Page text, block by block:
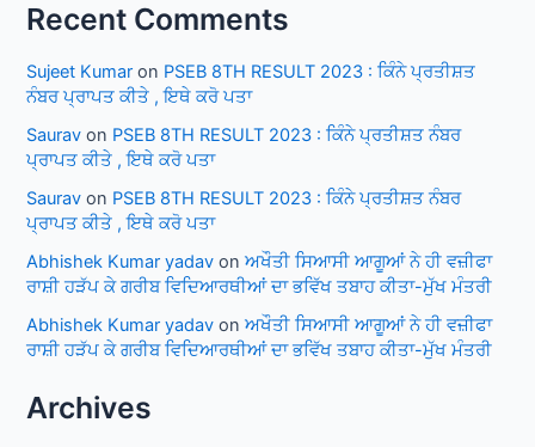
Recent Comments
Sujeet Kumar on PSEB 8TH RESULT 2023 : ਕਿੰਨੇ ਪ੍ਰਤੀਸ਼ਤ
ਨੰਬਰ ਪ੍ਰਾਪਤ ਕੀਤੇ , ਇਥੇ ਕਰੋ ਪਤਾ
Saurav on PSEB 8TH RESULT 2023 : ਕਿੰਨੇ ਪ੍ਰਤੀਸ਼ਤ ਨੰਬਰ
ਪ੍ਰਾਪਤ ਕੀਤੇ , ਇਥੇ ਕਰੋ ਪਤਾ
Saurav on PSEB 8TH RESULT 2023 : ਕਿੰਨੇ ਪ੍ਰਤੀਸ਼ਤ ਨੰਬਰ
ਪ੍ਰਾਪਤ ਕੀਤੇ , ਇਥੇ ਕਰੋ ਪਤਾ
Abhishek Kumar yadav onਅਖੌਤੀ ਸਿਆਸੀ ਆਗੂਆਂ ਨੇ ਹੀ ਵਜ਼ੀਫਾ
ਰਾਸ਼ੀ ਹੜੱਪ ਕੇ ਗਰੀਬ ਵਿਦਿਆਰਥੀਆਂ ਦਾ ਭਵਿੱਖ ਤਬਾਹ ਕੀਤਾ-ਮੁੱਖ ਮੰਤਰੀ
Abhishek Kumar yadav onਅਖੌਤੀ ਸਿਆਸੀ ਆਗੂਆਂ ਨੇ ਹੀ ਵਜ਼ੀਫਾ
ਰਾਸ਼ੀ ਹੜੱਪ ਕੇ ਗਰੀਬ ਵਿਦਿਆਰਥੀਆਂ ਦਾ ਭਵਿੱਖ ਤਬਾਹ ਕੀਤਾ-ਮੁੱਖ ਮੰਤਰੀ
Archives